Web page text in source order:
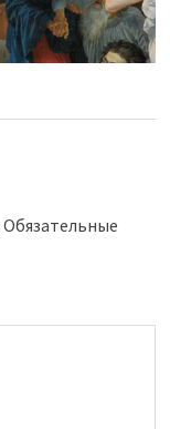
Обязательные